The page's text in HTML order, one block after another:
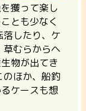
獲って楽し
とも少なく
したり、ケ
むらからヘ
物が出てき
のほか、船釣
ケースも想